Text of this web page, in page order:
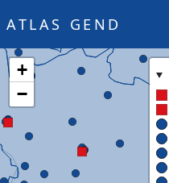
ATLAS GEND
+
−